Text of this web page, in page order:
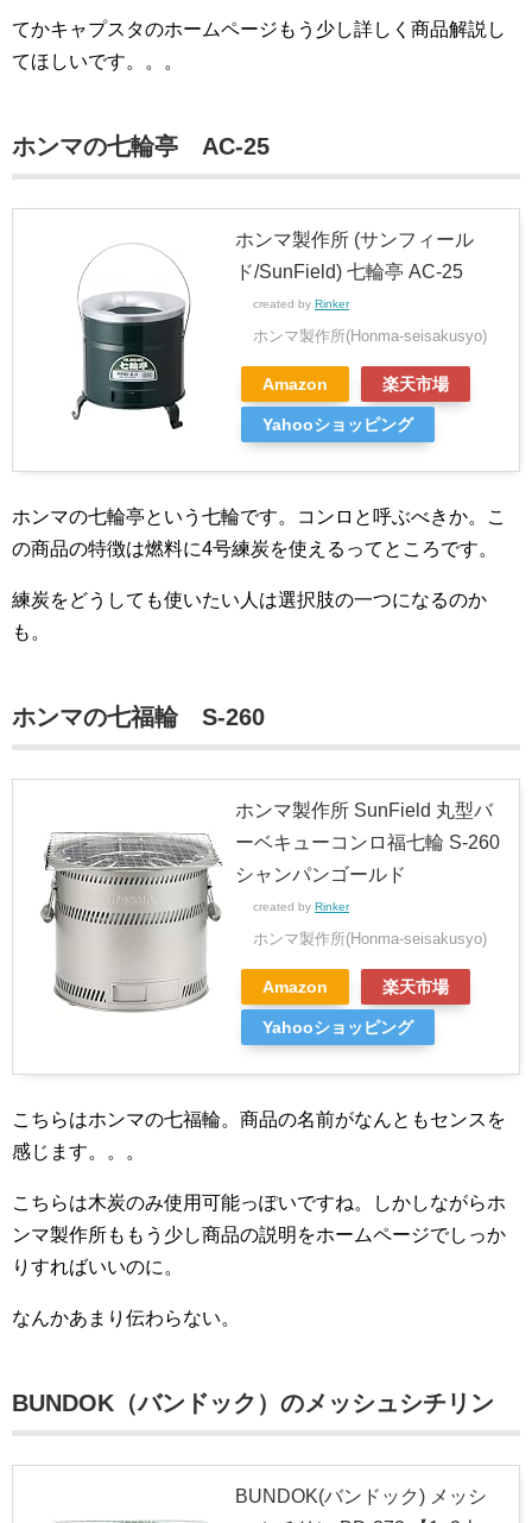
てかキャプスタのホームページもう少し詳しく商品解説し
てほしいです。。。
ホンマの七輪亭 AC-25
ホンマ製作所 (サンフィール
ド/SunField) 七輪亭 AC-25
created by Rinker
ホンマ製作所(Honma-seisakusyo)
Amazon 楽天市場
Yahooショッピング
ホンマの七輪亭という七輪です。コンロと呼ぶべきか。こ
の商品の特徴は燃料に4号練炭を使えるってところです。
練炭をどうしても使いたい人は選択肢の一つになるのか
も。
ホンマの七福輪 S-260
ホンマ製作所 SunField 丸型バ
ーベキューコンロ福七輪 S-260
シャンパンゴールド
created by Rinker
ホンマ製作所(Honma-seisakusyo)
Amazon 楽天市場
Yahooショッピング
こちらはホンマの七福輪。商品の名前がなんともセンスを
感じます。。。
こちらは木炭のみ使用可能っぽいですね。しかしながらホ
ンマ製作所ももう少し商品の説明をホームページでしっか
りすればいいのに。
なんかあまり伝わらない。
BUNDOK（バンドック）のメッシュシチリン
BUNDOK(バンドック) メッシ